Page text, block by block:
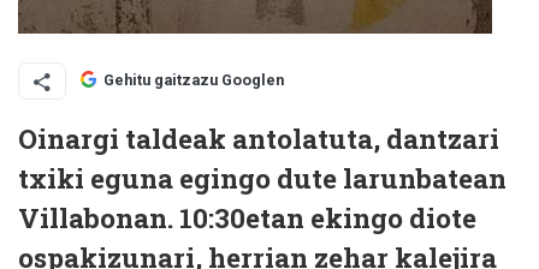
Gehitu gaitzazu Googlen
Oinargi taldeak antolatuta, dantzari
txiki eguna egingo dute larunbatean
Villabonan. 10:30etan ekingo diote
ospakizunari, herrian zehar kalejira